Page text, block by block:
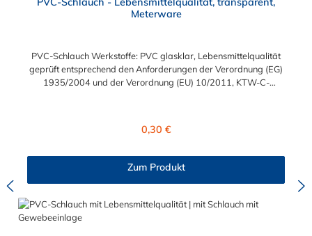
Meterware
PVC-Schlauch Werkstoffe: PVC glasklar, Lebensmittelqualität
geprüft entsprechend den Anforderungen der Verordnung (EG)
1935/2004 und der Verordnung (EU) 10/2011, KTW-C-
Mineralwasser, Süßmost und alkoholische Getränke bis 15
fetthaltige Produkte!). Die durchfließenden Lebensmittel sollten
Schlauch vor dem Ersteinsatz unbedingt sorgfältig zu reinigen
Regulärer Preis:
0,30 €
Zum Produkt